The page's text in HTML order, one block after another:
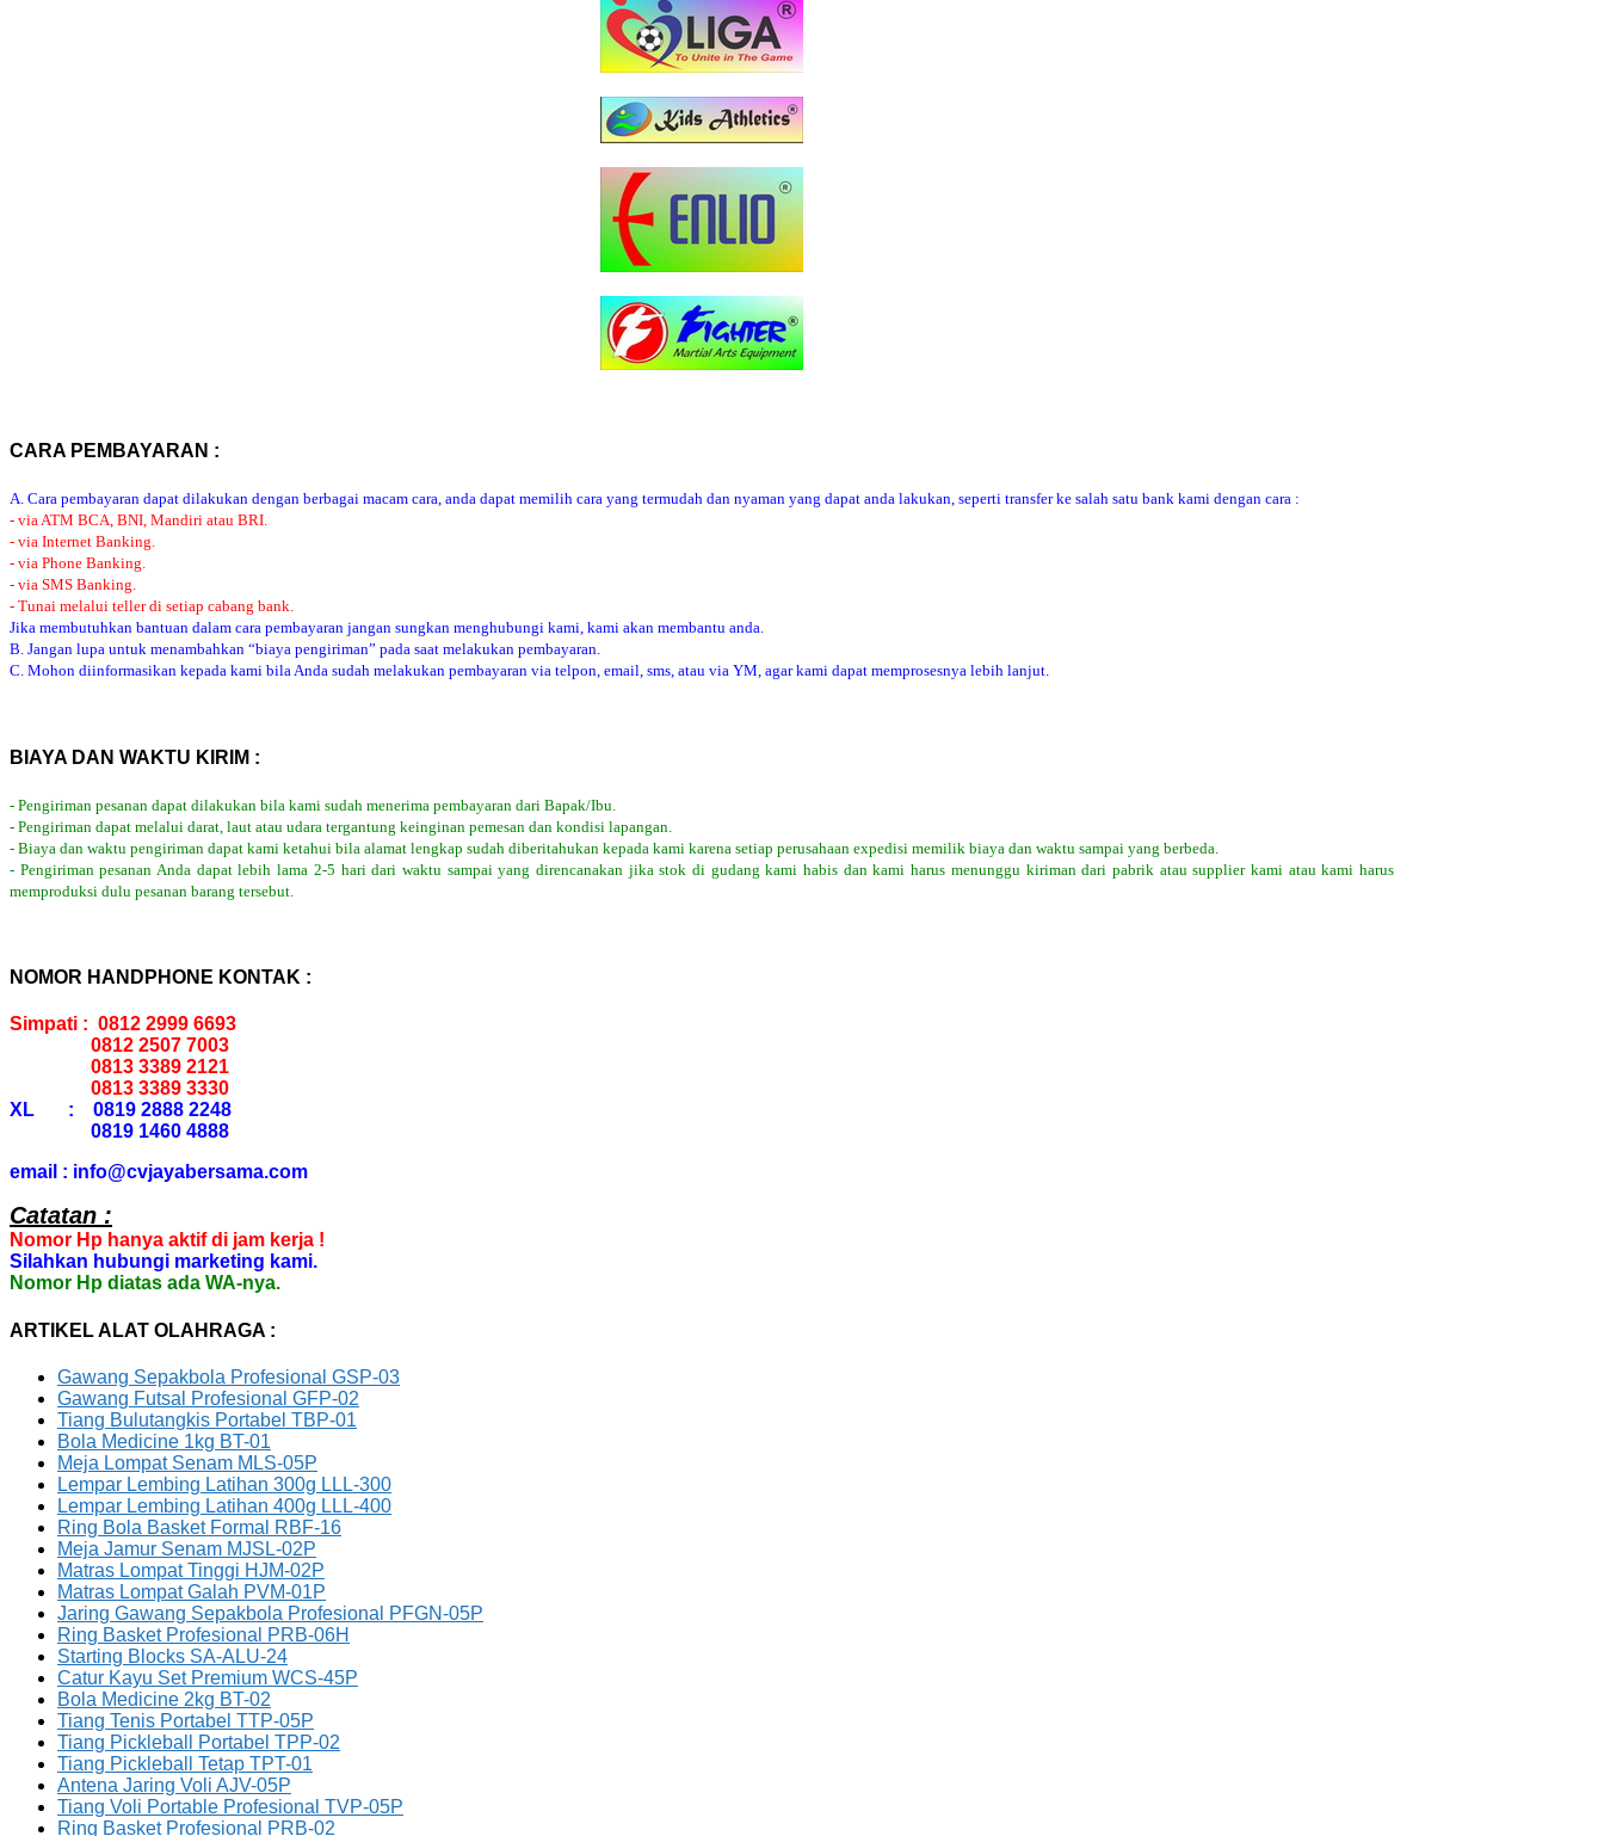
CARA PEMBAYARAN :
A. Cara pembayaran dapat dilakukan dengan berbagai macam cara, anda dapat memilih cara yang termudah dan nyaman yang dapat anda lakukan, seperti transfer ke salah satu bank kami dengan cara :
- via ATM BCA, BNI, Mandiri atau BRI.
- via Internet Banking.
- via Phone Banking.
- via SMS Banking.
- Tunai melalui teller di setiap cabang bank.
Jika membutuhkan bantuan dalam cara pembayaran jangan sungkan menghubungi kami, kami akan membantu anda.
B. Jangan lupa untuk menambahkan “biaya pengiriman” pada saat melakukan pembayaran.
C. Mohon diinformasikan kepada kami bila Anda sudah melakukan pembayaran via telpon, email, sms, atau via YM, agar kami dapat memprosesnya lebih lanjut.
BIAYA DAN WAKTU KIRIM :
- Pengiriman pesanan dapat dilakukan bila kami sudah menerima pembayaran dari Bapak/Ibu.
- Pengiriman dapat melalui darat, laut atau udara tergantung keinginan pemesan dan kondisi lapangan.
- Biaya dan waktu pengiriman dapat kami ketahui bila alamat lengkap sudah diberitahukan kepada kami karena setiap perusahaan expedisi memilik biaya dan waktu sampai yang berbeda.
- Pengiriman pesanan Anda dapat lebih lama 2-5 hari dari waktu sampai yang direncanakan jika stok di gudang kami habis dan kami harus menunggu kiriman dari pabrik atau supplier kami atau kami harus
memproduksi dulu pesanan barang tersebut.
NOMOR HANDPHONE KONTAK :
Simpati : 0812 2999 6693
0812 2507 7003
0813 3389 2121
0813 3389 3330
XL : 0819 2888 2248
0819 1460 4888
email : info@cvjayabersama.com
Catatan :
Nomor Hp hanya aktif di jam kerja !
Silahkan hubungi marketing kami.
Nomor Hp diatas ada WA-nya.
ARTIKEL ALAT OLAHRAGA :
Gawang Sepakbola Profesional GSP-03
Gawang Futsal Profesional GFP-02
Tiang Bulutangkis Portabel TBP-01
Bola Medicine 1kg BT-01
Meja Lompat Senam MLS-05P
Lempar Lembing Latihan 300g LLL-300
Lempar Lembing Latihan 400g LLL-400
Ring Bola Basket Formal RBF-16
Meja Jamur Senam MJSL-02P
Matras Lompat Tinggi HJM-02P
Matras Lompat Galah PVM-01P
Jaring Gawang Sepakbola Profesional PFGN-05P
Ring Basket Profesional PRB-06H
Starting Blocks SA-ALU-24
Catur Kayu Set Premium WCS-45P
Bola Medicine 2kg BT-02
Tiang Tenis Portabel TTP-05P
Tiang Pickleball Portabel TPP-02
Tiang Pickleball Tetap TPT-01
Antena Jaring Voli AJV-05P
Tiang Voli Portable Profesional TVP-05P
Ring Basket Profesional PRB-02